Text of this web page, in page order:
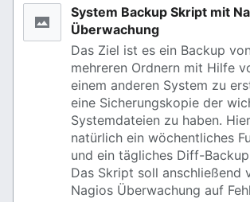
System Backup Skript mit
Überwachung
Das Ziel ist es ein Backup
mehreren Ordnern mit Hilfe
einem anderen System zu
eine Sicherungskopie der
Systemdateien zu haben.
natürlich ein wöchentliches
und ein tägliches Diff-
Das Skript soll anschließend
Nagios Überwachung auf